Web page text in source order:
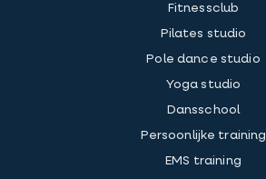
Fitnessclub
Pilates studio
Pole dance studio
Yoga studio
Dansschool
Persoonlijke training
EMS training